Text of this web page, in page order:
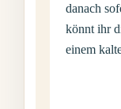
danach
könnt ihr
einem